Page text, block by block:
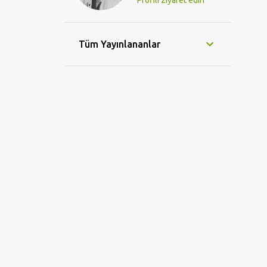
Tüm Yayınlananlar